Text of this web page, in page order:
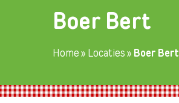
Boer Bert
Home» Locaties» Boer Bert